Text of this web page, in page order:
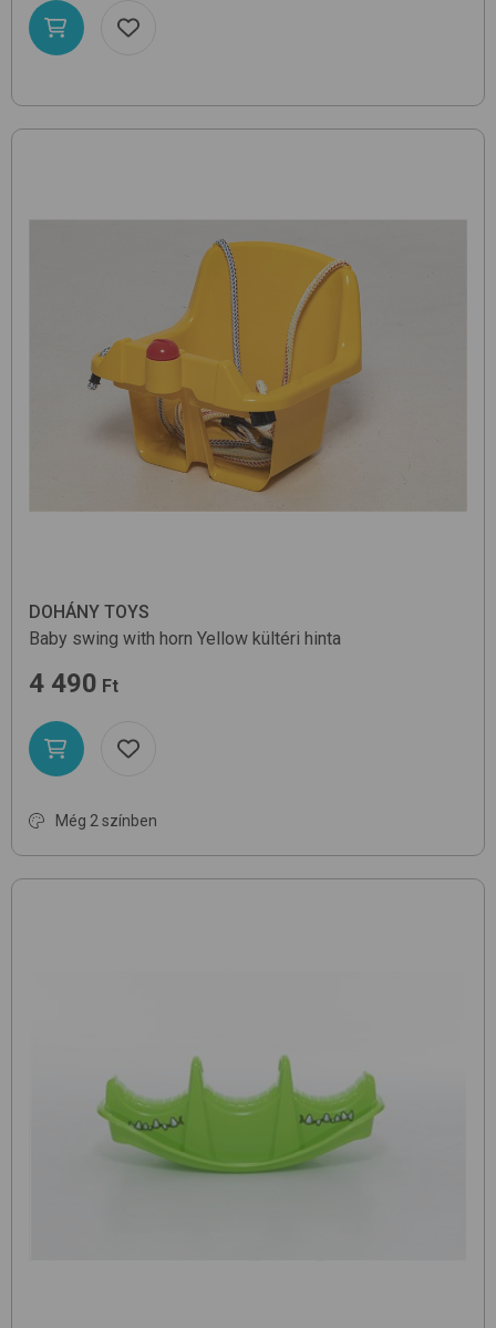
DOHÁNY TOYS
Baby swing with horn Yellow kültéri hinta
4 490 Ft
Még 2 színben